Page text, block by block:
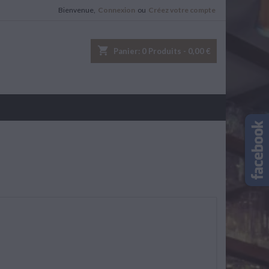
Bienvenue, Connexion ou Créez votre compte
shopping_cart Panier: 0 Produits - 0,00 €